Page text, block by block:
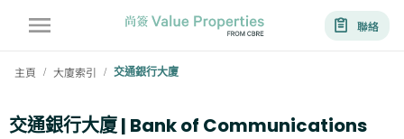
聯絡
主頁 / 大廈索引 / 交通銀行大廈
交通銀行大廈 | Bank of Communications